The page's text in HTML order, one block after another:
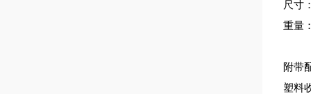
尺寸
重量
附带
塑料